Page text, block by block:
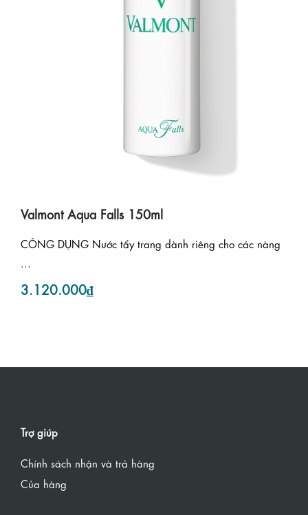
Valmont Aqua Falls 150ml
CÔNG DỤNG Nước tẩy trang dành riêng cho các nàng
3.120.000₫
Trợ giúp
Chính sách nhận và trả hàng
Của hàng